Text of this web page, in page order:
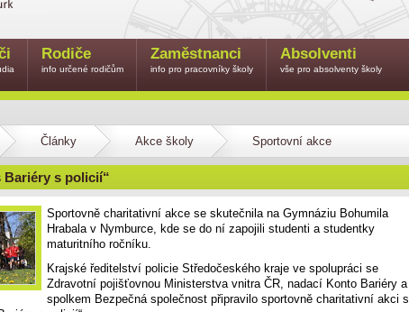
Články Akce školy Sportovní akce
Bariéry s policií“
Sportovně charitativní akce se skutečnila na Gymnáziu Bohumila
Hrabala v Nymburce, kde se do ní zapojili studenti a studentky
maturitního ročníku.
Krajské ředitelství policie Středočeského kraje ve spolupráci se
Zdravotní pojišťovnou Ministerstva vnitra ČR, nadací Konto Bariéry a
spolkem Bezpečná společnost připravilo sportovně charitativní akci s
Rodiče
info určené rodičům
Zaměstnanci
info pro pracovníky školy
Absolventi
vše pro absolventy školy